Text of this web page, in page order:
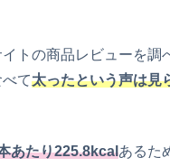
トの商品レビューを調
て太ったという声は見
あたり225.8kcalあるた